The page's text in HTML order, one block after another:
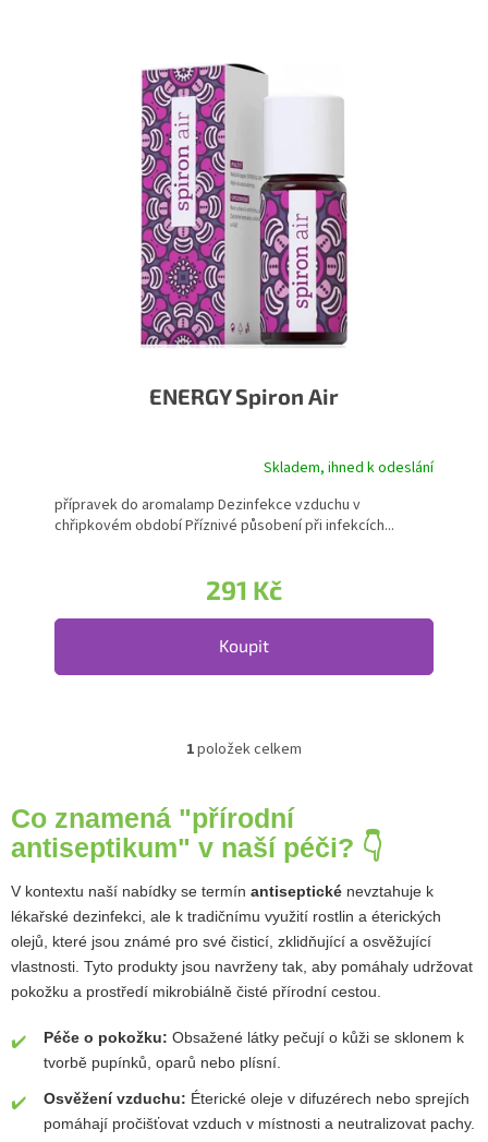
ENERGY Spiron Air
Průměrné hodnocení produktu je 5,0 z 5 hvězdiček.
Skladem, ihned k odeslání
291 Kč
Koupit
přípravek do aromalamp Dezinfekce vzduchu v
chřipkovém období Příznivé působení při infekcích...
Ovládací prvky výpisu
1položek celkem
Co znamená "přírodní
antiseptikum" v naší péči? 👇
V kontextu naší nabídky se termín antiseptické nevztahuje k
lékařské dezinfekci, ale k tradičnímu využití rostlin a éterických
olejů, které jsou známé pro své čisticí, zklidňující a osvěžující
vlastnosti. Tyto produkty jsou navrženy tak, aby pomáhaly udržovat
pokožku a prostředí mikrobiálně čisté přírodní cestou.
Péče o pokožku: Obsažené látky pečují o kůži se sklonem k
tvorbě pupínků, oparů nebo plísní.
Osvěžení vzduchu: Éterické oleje v difuzérech nebo sprejích
pomáhají pročišťovat vzduch v místnosti a neutralizovat pachy.